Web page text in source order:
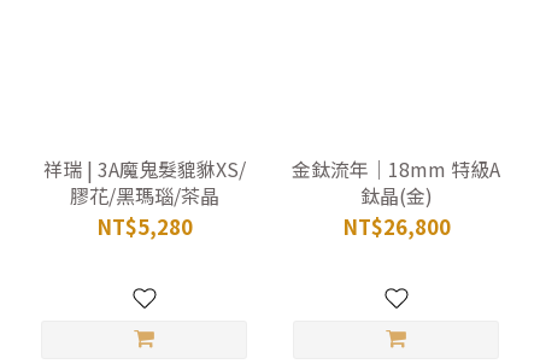
祥瑞 | 3A魔鬼髮貔貅XS/
膠花/黑瑪瑙/茶晶
NT$5,280
金鈦流年｜18mm 特級A
鈦晶(金)
NT$26,800